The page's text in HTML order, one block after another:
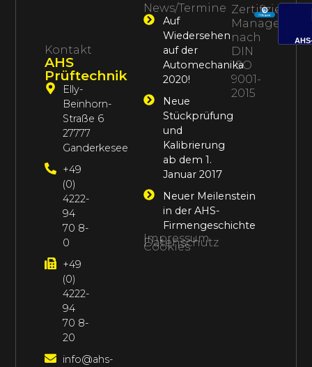
News/Termine
Auf
Wiedersehen
auf der
Automechanika
2020!
Neue
Stückprüfung
und
Kalibrierung
ab dem 1.
Januar 2017
Neuer Meilenstein
in der AHS-
Firmengeschichte
Impressum
Datenschutz
Cookies
Kontakt
AHS
Prüftechnik
Elly-
Beinhorn-
Straße 6
27777
Ganderkesee
+49
(0)
4222-
94
70 8-
0
+49
(0)
4222-
94
70 8-
20
info@ahs-
Zertifiziertes
nach
DIN
ISO
9001-
2015